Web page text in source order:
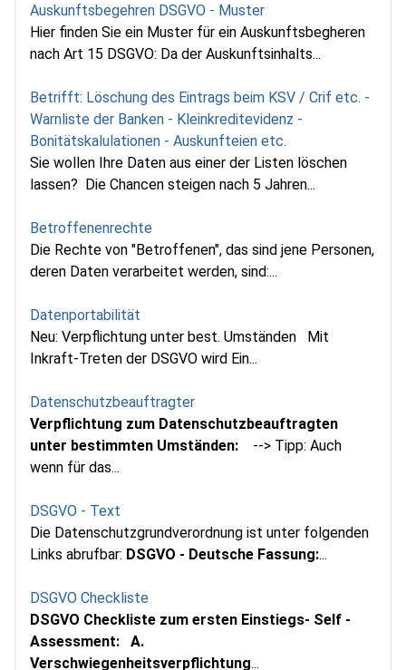
Auskunftsbegehren DSGVO - Muster
Hier finden Sie ein Muster für ein Auskunftsbegheren
nach Art 15 DSGVO: Da der Auskunftsinhalts...
Betrifft: Löschung des Eintrags beim KSV / Crif etc. -
Warnliste der Banken - Kleinkreditevidenz -
Bonitätskalulationen - Auskunfteien etc.
Sie wollen Ihre Daten aus einer der Listen löschen
lassen? Die Chancen steigen nach 5 Jahren...
Betroffenenrechte
Die Rechte von "Betroffenen", das sind jene Personen,
deren Daten verarbeitet werden, sind:...
Datenportabilität
Neu: Verpflichtung unter best. Umständen Mit
Inkraft-Treten der DSGVO wird Ein...
Datenschutzbeauftragter
Verpflichtung zum Datenschutzbeauftragten
unter bestimmten Umständen: --> Tipp: Auch
wenn für das...
DSGVO - Text
Die Datenschutzgrundverordnung ist unter folgenden
Links abrufbar: DSGVO - Deutsche Fassung:...
DSGVO Checkliste
DSGVO Checkliste zum ersten Einstiegs- Self -
Assessment:
A.
Verschwiegenheitsverpflichtung...